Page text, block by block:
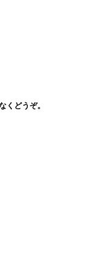
くどうぞ。